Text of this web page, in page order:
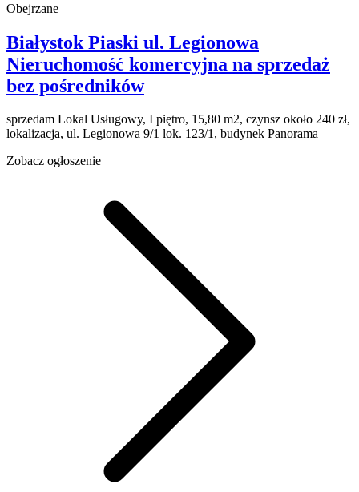
Obejrzane
Białystok Piaski ul. Legionowa
Nieruchomość komercyjna na sprzedaż
bez pośredników
sprzedam Lokal Usługowy, I piętro, 15,80 m2, czynsz około 240 zł,
lokalizacja, ul. Legionowa 9/1 lok. 123/1, budynek Panorama
Zobacz ogłoszenie